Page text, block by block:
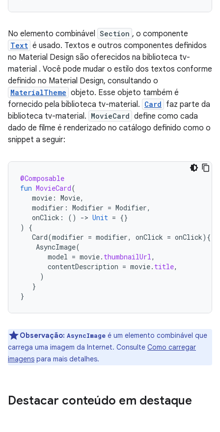
No elemento combinável Section , o componente
Text é usado. Textos e outros componentes definidos
no Material Design são oferecidos na biblioteca tv-
material . Você pode mudar o estilo dos textos conforme
definido no Material Design, consultando o
MaterialTheme objeto. Esse objeto também é
fornecido pela biblioteca tv-material. Card faz parte da
biblioteca tv-material. MovieCard define como cada
dado de filme é renderizado no catálogo definido como o
snippet a seguir:
@Composable
fun MovieCard(
movie : Movie,
modifier : Modifier = Modifier,
onClick : () -> Unit = {}
)
{
Card(modifier = modifier, onClick = onClick){
AsyncImage(
model = movie. thumbnailUrl ,
contentDescription = movie. title,
)
}
}
Observação: AsyncImage é um elemento combinável que
carrega uma imagem da Internet. Consulte Como carregar
imagens para mais detalhes.
Destacar conteúdo em destaque